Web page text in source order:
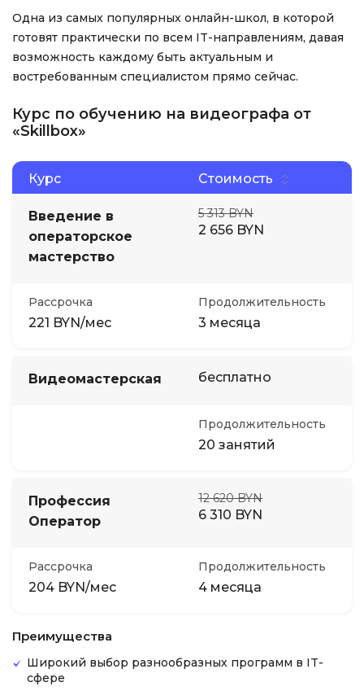
Одна из самых популярных онлайн-школ, в которой
готовят практически по всем IT-направлениям, давая
возможность каждому быть актуальным и
востребованным специалистом прямо сейчас.
Курс по обучению на видеографа от
«Skillbox»
Курс Стоимость
Введение в
операторское
мастерство
5 313 BYN
2 656 BYN
Рассрочка
221 BYN/мес
Продолжительность
3 месяца
Видеомастерская бесплатно
Продолжительность
20 занятий
Профессия
Оператор
12 620 BYN
6 310 BYN
Рассрочка
204 BYN/мес
Продолжительность
4 месяца
Преимущества
Широкий выбор разнообразных программ в IT-
сфере